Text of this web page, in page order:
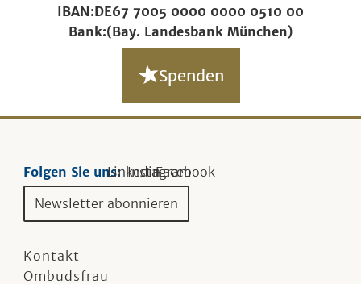
IBAN:DE67 7005 0000 0000 0510 00
Bank:(Bay. Landesbank München)
Spenden
Folgen Sie uns:Linkedin
Instagram
Facebook
Newsletter abonnieren
Kontakt
Ombudsfrau